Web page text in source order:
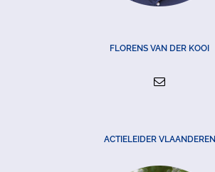
FLORENS VAN DER KOOI
ACTIELEIDER VLAANDEREN